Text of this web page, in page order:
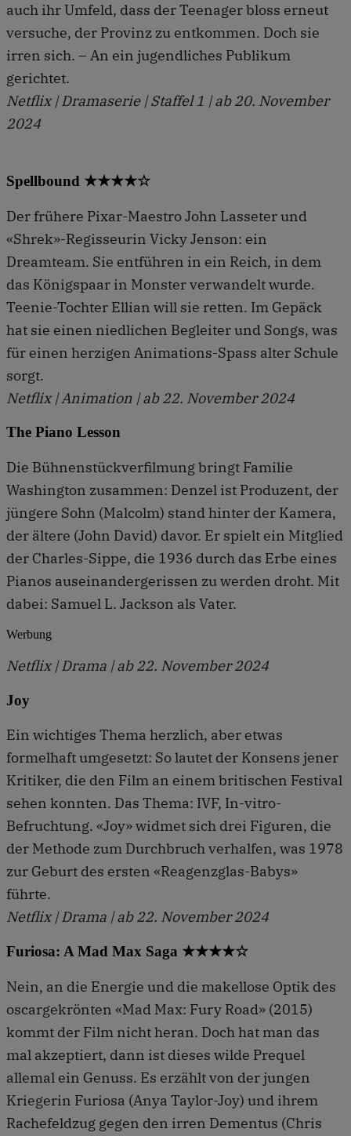
auch ihr Umfeld, dass der Teenager bloss erneut
versuche, der Provinz zu entkommen. Doch sie
irren sich. – An ein jugendliches Publikum
gerichtet.
Netflix | Dramaserie | Staffel 1 | ab 20. November
2024
Spellbound ★★★★☆
Der frühere Pixar-Maestro John Lasseter und
«Shrek»-Regisseurin Vicky Jenson: ein
Dreamteam. Sie entführen in ein Reich, in dem
das Königspaar in Monster verwandelt wurde.
Teenie-Tochter Ellian will sie retten. Im Gepäck
hat sie einen niedlichen Begleiter und Songs, was
für einen herzigen Animations-Spass alter Schule
sorgt.
Netflix | Animation | ab 22. November 2024
The Piano Lesson
Die Bühnenstückverfilmung bringt Familie
Washington zusammen: Denzel ist Produzent, der
jüngere Sohn (Malcolm) stand hinter der Kamera,
der ältere (John David) davor. Er spielt ein Mitglied
der Charles-Sippe, die 1936 durch das Erbe eines
Pianos auseinandergerissen zu werden droht. Mit
dabei: Samuel L. Jackson als Vater.
Werbung
Netflix | Drama | ab 22. November 2024
Joy
Ein wichtiges Thema herzlich, aber etwas
formelhaft umgesetzt: So lautet der Konsens jener
Kritiker, die den Film an einem britischen Festival
sehen konnten. Das Thema: IVF, In-vitro-
Befruchtung. «Joy» widmet sich drei Figuren, die
der Methode zum Durchbruch verhalfen, was 1978
zur Geburt des ersten «Reagenzglas-Babys»
führte.
Netflix | Drama | ab 22. November 2024
Furiosa: A Mad Max Saga ★★★★☆
Nein, an die Energie und die makellose Optik des
oscargekrönten «Mad Max: Fury Road» (2015)
kommt der Film nicht heran. Doch hat man das
mal akzeptiert, dann ist dieses wilde Prequel
allemal ein Genuss. Es erzählt von der jungen
Kriegerin Furiosa (Anya Taylor-Joy) und ihrem
Rachefeldzug gegen den irren Dementus (Chris